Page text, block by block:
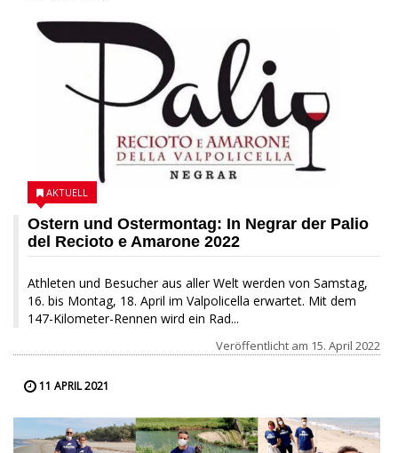
Ostern und Ostermontag: In Negrar der Palio
del Recioto e Amarone 2022
Athleten und Besucher aus aller Welt werden von Samstag,
16. bis Montag, 18. April im Valpolicella erwartet. Mit dem
147-Kilometer-Rennen wird ein Rad...
AKTUELL
Veröffentlicht am 15. April 2022
11 APRIL 2021